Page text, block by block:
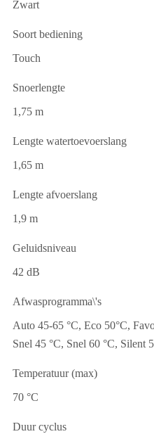
Zwart
Soort bediening
Touch
Snoerlengte
1,75 m
Lengte watertoevoerslang
1,65 m
Lengte afvoerslang
1,9 m
Geluidsniveau
42 dB
Afwasprogramma\'s
Auto 45-65 °C, Eco 50°C,
Snel 45 °C, Snel 60 °C, Silent
Temperatuur (max)
70 °C
Duur cyclus